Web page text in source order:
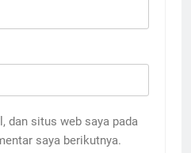
dan situs web saya pada
saya berikutnya.